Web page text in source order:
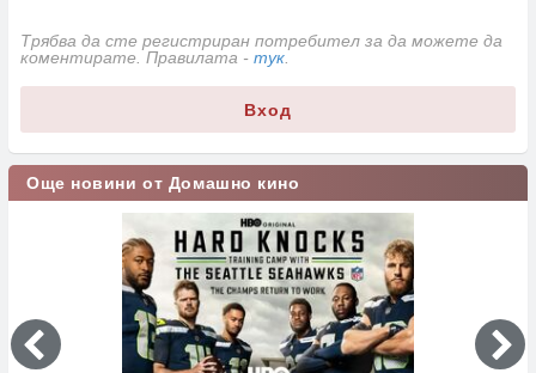
Трябва да сте регистриран потребител за да можете да
коментирате. Правилата - тук
Вход
Още новини от Домашно кино